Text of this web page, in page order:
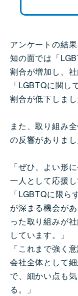
アンケートの結
知の面では「
割合が増加し、
「LGBTQに関
割合が低下しまし
また、取り組み
の反響がありまし
「ぜひ、よい形
一人として応援し
「LGBTQに限
が深まる機会が
った取り組みが
しています。」
「これまで強く
会社全体として
で、細かい点も
る。」